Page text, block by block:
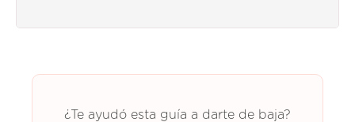
¿Te ayudó esta guía a darte de baja?